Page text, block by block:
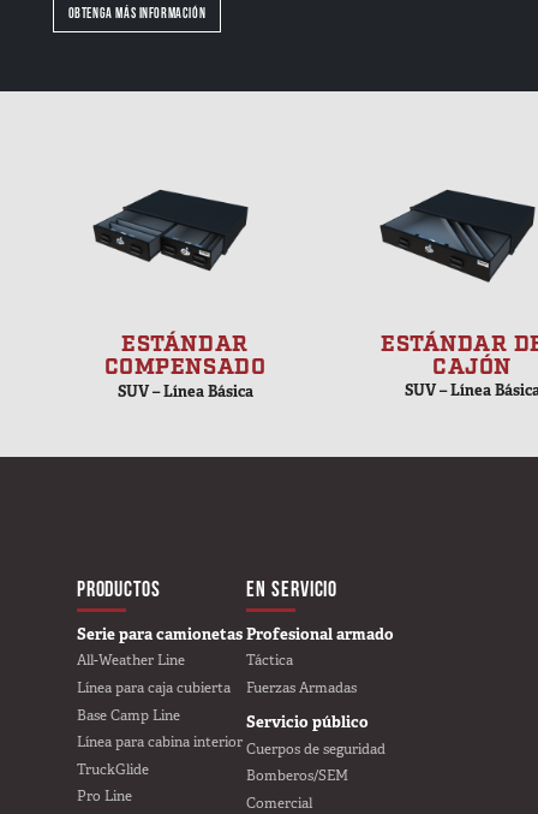
OBTENGA MÁS INFORMACIÓN
ESTÁNDAR
COMPENSADO
SUV – Línea Básica
ESTÁNDAR
CAJÓN
SUV – Línea
MAIN
PRODUCTOS
Serie para camionetas
All-Weather Line
Línea para caja cubierta
Base Camp Line
Línea para cabina interior
TruckGlide
Pro Line
EN SERVICIO
Profesional armado
Táctica
Fuerzas Armadas
Servicio público
Cuerpos de seguridad
Bomberos/SEM
Comercial